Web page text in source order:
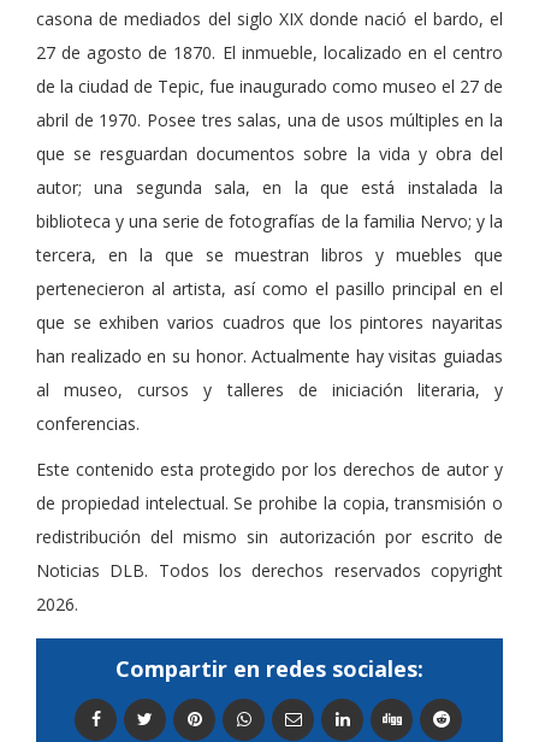
casona de mediados del siglo XIX donde nació el bardo, el
27 de agosto de 1870. El inmueble, localizado en el centro
de la ciudad de Tepic, fue inaugurado como museo el 27 de
abril de 1970. Posee tres salas, una de usos múltiples en la
que se resguardan documentos sobre la vida y obra del
autor; una segunda sala, en la que está instalada la
biblioteca y una serie de fotografías de la familia Nervo; y la
tercera, en la que se muestran libros y muebles que
pertenecieron al artista, así como el pasillo principal en el
que se exhiben varios cuadros que los pintores nayaritas
han realizado en su honor. Actualmente hay visitas guiadas
al museo, cursos y talleres de iniciación literaria, y
conferencias.
Este contenido esta protegido por los derechos de autor y
de propiedad intelectual. Se prohibe la copia, transmisión o
redistribución del mismo sin autorización por escrito de
Noticias DLB. Todos los derechos reservados copyright
2026.
Compartir en redes sociales: